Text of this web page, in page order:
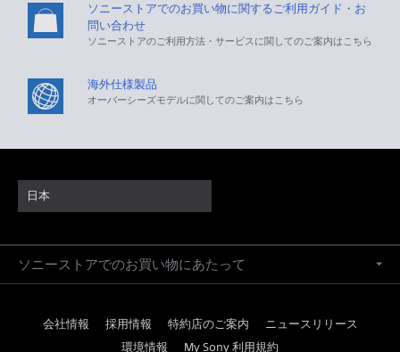
ソニーストアでのお買い物に関するご利用ガイド・お
問い合わせ
ソニーストアのご利用方法・サービスに関してのご案内はこちら
海外仕様製品
オーバーシーズモデルに関してのご案内はこちら
日本
ソニーストアでのお買い物にあたって
会社情報 採用情報 特約店のご案内
ニュースリリース
環境情報
My Sony 利用規約